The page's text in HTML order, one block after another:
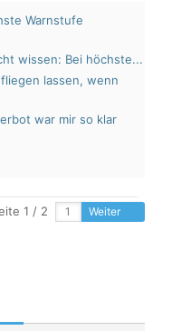
Warnstufe
wissen: Bei höchste...
lassen, wenn
war mir so klar
1 / 2 Weiter